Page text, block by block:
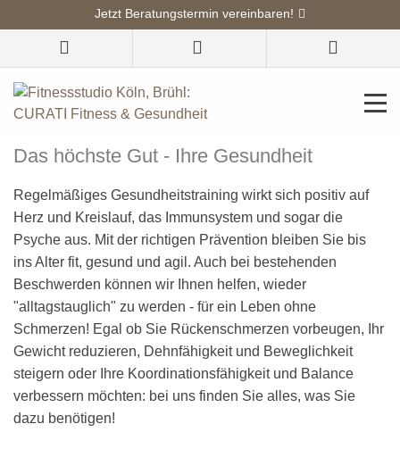
Jetzt Beratungstermin vereinbaren!
Gesundheit
CURATI Fitness & Gesundheit
Das höchste Gut - Ihre Gesundheit
Regelmäßiges Gesundheitstraining wirkt sich positiv auf
Herz und Kreislauf, das Immunsystem und sogar die
Psyche aus. Mit der richtigen Prävention bleiben Sie bis
ins Alter fit, gesund und agil. Auch bei bestehenden
Beschwerden können wir Ihnen helfen, wieder
"alltagstauglich" zu werden - für ein Leben ohne
Schmerzen! Egal ob Sie Rückenschmerzen vorbeugen, Ihr
Gewicht reduzieren, Dehnfähigkeit und Beweglichkeit
steigern oder Ihre Koordinationsfähigkeit und Balance
verbessern möchten: bei uns finden Sie alles, was Sie
dazu benötigen!